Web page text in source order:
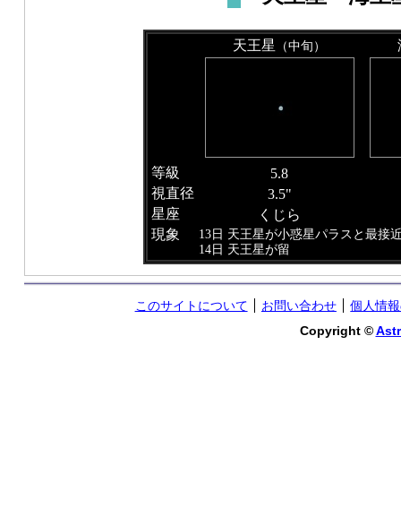
天王星 （中旬）
等級
5.8
視直径
3.5"
星座
くじら
現象
13日 天王星が小惑星パラスと最接
14日 天王星が留
このサイトについて お問い合わせ
個人情
Copyright ©